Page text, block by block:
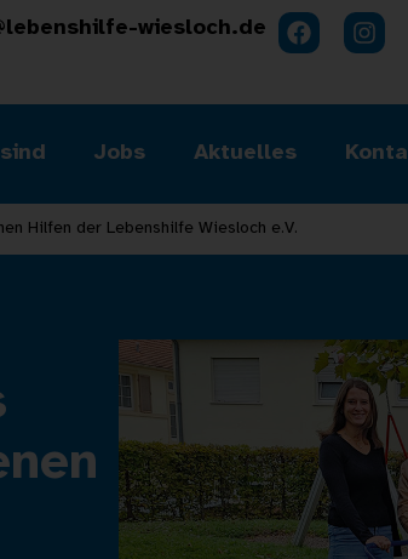
wiesloch.de
Jobs Aktuelles
Hilfen der Lebenshilfe Wiesloch e.V.